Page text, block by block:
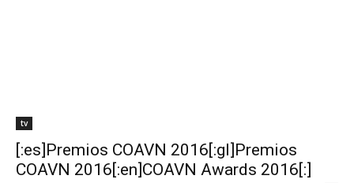
tv
[:es]Premios COAVN 2016[:gl]Premios
COAVN 2016[:en]COAVN Awards 2016[:]